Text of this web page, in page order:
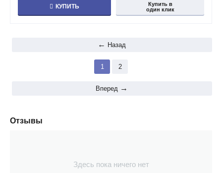
КУПИТЬ
Купить в
один клик
Назад
1 2
Вперед
Отзывы
Здесь пока ничего нет